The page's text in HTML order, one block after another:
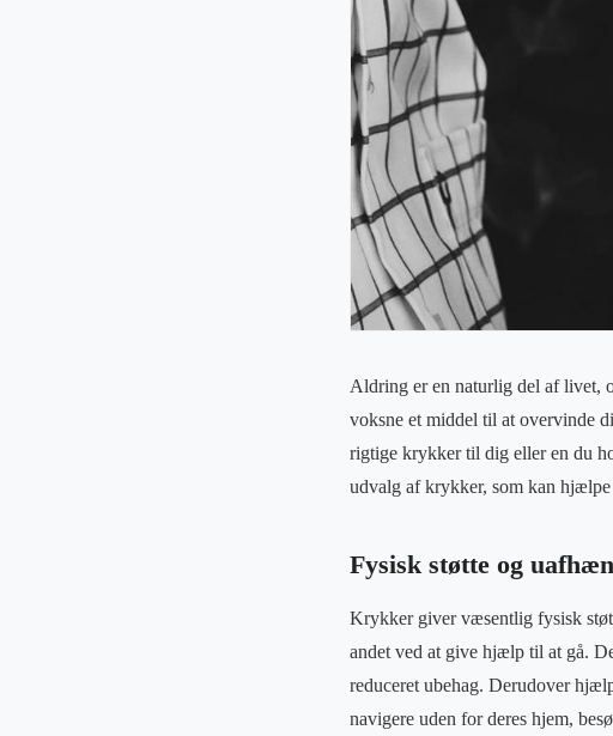
Aldring er en naturlig del af livet,
voksne et middel til at overvinde
rigtige krykker til dig eller en du
udvalg af krykker, som kan
Fysisk støtte og
Krykker giver væsentlig fysisk
andet ved at give hjælp til at gå.
reduceret ubehag. Derudover
navigere uden for deres hjem,